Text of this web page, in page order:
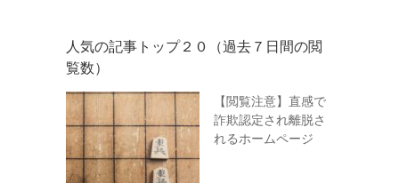
人気の記事トップ２０（過去７日間の閲
覧数）
【閲覧注意】直感で
詐欺認定され離脱さ
れるホームページ